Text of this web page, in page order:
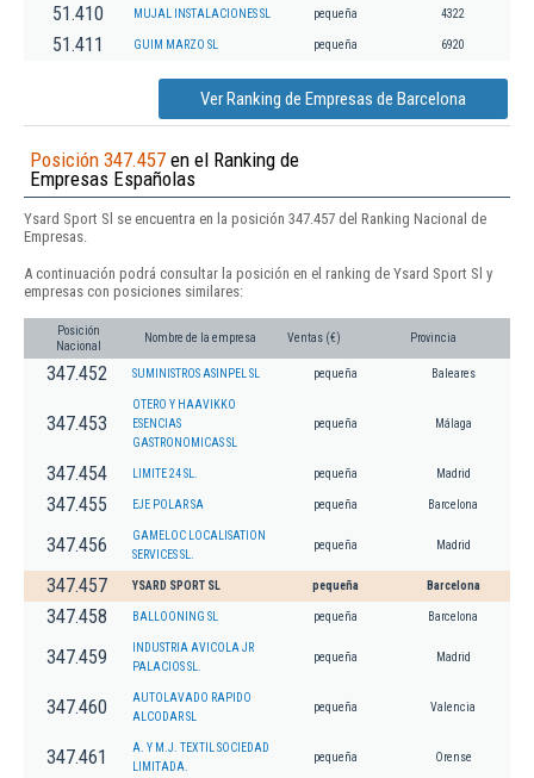
51.410 MUJAL INSTALACIONES SL pequeña 4322
51.411 GUIM MARZO SL pequeña 6920
Ver Ranking de Empresas de Barcelona
Posición 347.457 en el Ranking de
Empresas Españolas
Ysard Sport Sl se encuentra en la posición 347.457 del Ranking Nacional de
Empresas.
A continuación podrá consultar la posición en el ranking de Ysard Sport Sl y
empresas con posiciones similares:
Posición
Nacional
Nombre de la empresa Ventas (€) Provincia
347.452 SUMINISTROS ASINPEL SL pequeña Baleares
347.453
OTERO Y HAAVIKKO
ESENCIAS
GASTRONOMICAS SL
pequeña Málaga
347.454 LIMITE 24 SL. pequeña Madrid
347.455 EJE POLAR SA pequeña Barcelona
347.456
GAMELOC LOCALISATION
SERVICES SL.
pequeña Madrid
347.457 YSARD SPORT SL pequeña Barcelona
347.458 BALLOONING SL pequeña Barcelona
347.459
INDUSTRIA AVICOLA JR
PALACIOS SL.
pequeña Madrid
347.460
AUTOLAVADO RAPIDO
ALCODAR SL
pequeña Valencia
347.461
A. Y M.J. TEXTIL SOCIEDAD
LIMITADA.
pequeña Orense